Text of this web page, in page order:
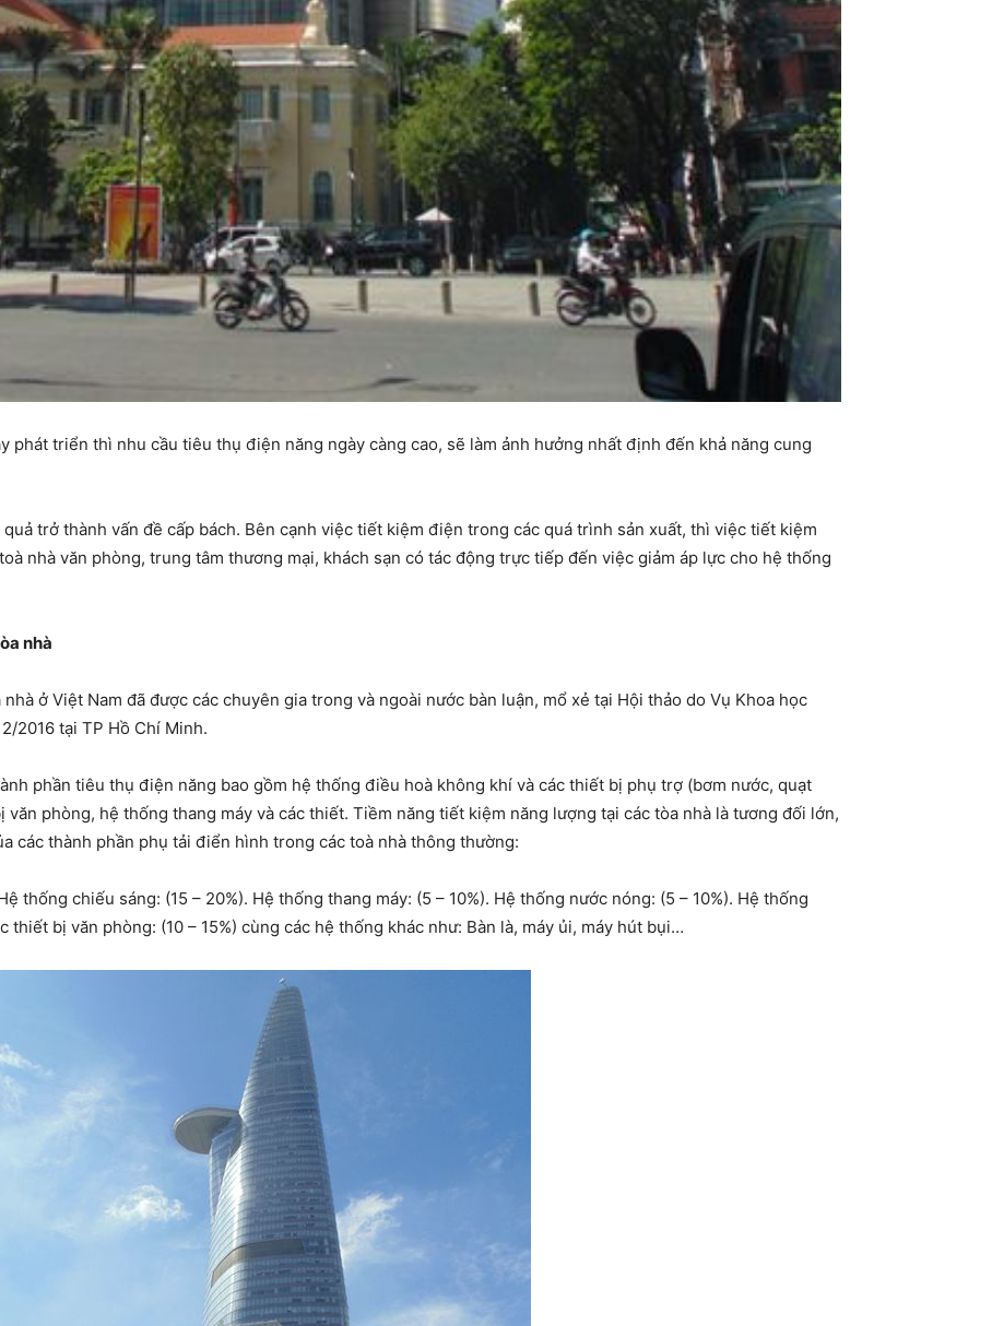
phát triển thì nhu cầu tiêu thụ điện năng ngày càng cao, sẽ làm ảnh hưởng nhất định đến khả năng cung
trở thành vấn đề cấp bách. Bên cạnh việc tiết kiệm điện trong các quá trình sản xuất, thì việc tiết kiệm
nhà văn phòng, trung tâm thương mại, khách sạn có tác động trực tiếp đến việc giảm áp lực cho hệ thống
nhà
ở Việt Nam đã được các chuyên gia trong và ngoài nước bàn luận, mổ xẻ tại Hội thảo do Vụ Khoa học
2016 tại TP Hồ Chí Minh.
phần tiêu thụ điện năng bao gồm hệ thống điều hoà không khí và các thiết bị phụ trợ (bơm nước, quạt
phòng, hệ thống thang máy và các thiết. Tiềm năng tiết kiệm năng lượng tại các tòa nhà là tương đối lớn,
các thành phần phụ tải điển hình trong các toà nhà thông thường:
thống chiếu sáng: (15 – 20%). Hệ thống thang máy: (5 – 10%). Hệ thống nước nóng: (5 – 10%). Hệ thống
thiết bị văn phòng: (10 – 15%) cùng các hệ thống khác như: Bàn là, máy ủi, máy hút bụi…